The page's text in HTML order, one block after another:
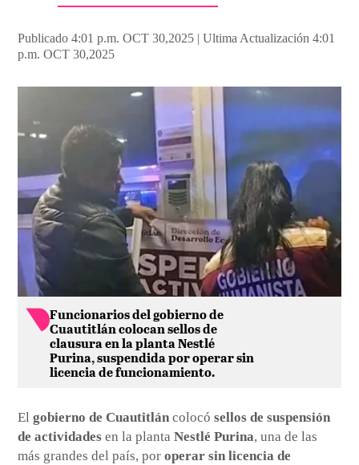
Publicado 4:01 p.m. OCT 30,2025 | Ultima Actualización 4:01
p.m. OCT 30,2025
Funcionarios del gobierno de
Cuautitlán colocan sellos de
clausura en la planta Nestlé
Purina, suspendida por operar sin
licencia de funcionamiento.
Elgobierno de Cuautitlán colocósellos de suspensión
de actividades en la plantaNestlé Purina, una de las
más grandes del país, poroperar sin licencia de